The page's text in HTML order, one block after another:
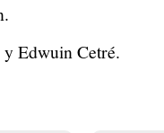
Edwuin Cetré.